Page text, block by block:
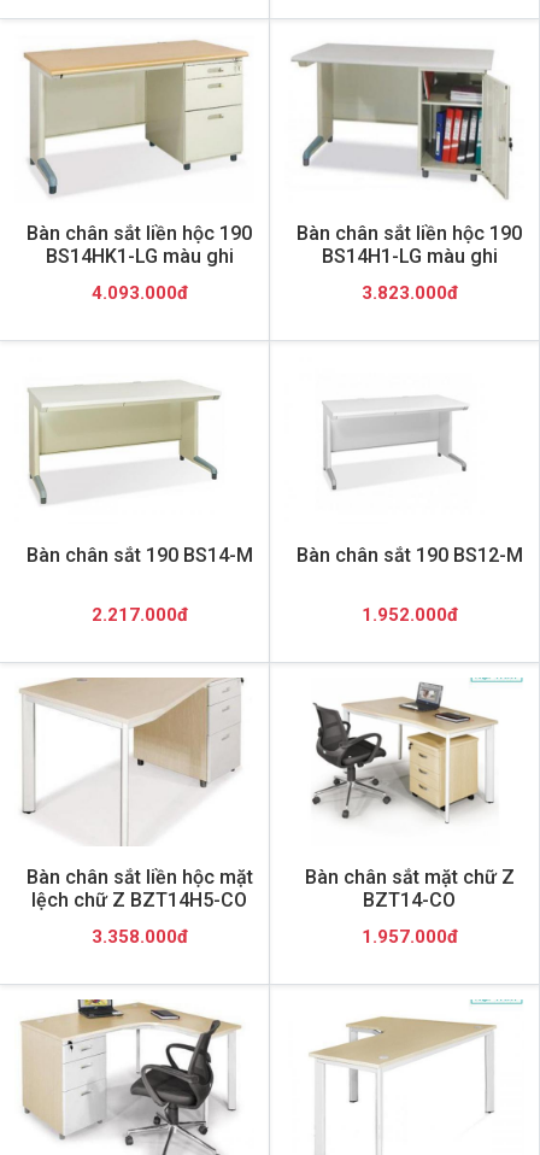
Bàn chân sắt liền hộc 190
BS14HK1-LG màu ghi
4.093.000đ
Bàn chân sắt liền hộc 190
BS14H1-LG màu ghi
3.823.000đ
Bàn chân sắt 190 BS14-M
2.217.000đ
Bàn chân sắt 190 BS12-M
1.952.000đ
Bàn chân sắt liền hộc mặt
lệch chữ Z BZT14H5-CO
3.358.000đ
Bàn chân sắt mặt chữ Z
BZT14-CO
1.957.000đ